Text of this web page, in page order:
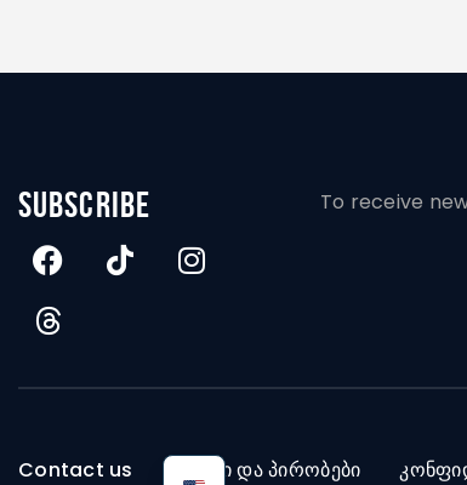
subscribe To receive
Contact us წესები და პირობები